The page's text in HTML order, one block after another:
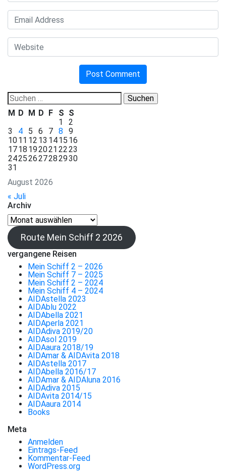
Suchen
nach:
August 2026
M D M D F S S
1
2
3
4 5 6 7 8 9
1011 12 13 1415 16
1718 192021 2223
24252627282930
31
« Juli
Archiv
Archiv
Route Mein Schiff 2 2026
vergangene Reisen
Mein Schiff 2 – 2026
Mein Schiff 7 – 2025
Mein Schiff 2 – 2024
Mein Schiff 4 – 2024
AIDAstella 2023
AIDAblu 2022
AIDAbella 2021
AIDAperla 2021
AIDAdiva 2019/20
AIDAsol 2019
AIDAaura 2018/19
AIDAmar & AIDAvita 2018
AIDAstella 2017
AIDAbella 2016/17
AIDAmar & AIDAluna 2016
AIDAdiva 2015
AIDAvita 2014/15
AIDAaura 2014
Books
Meta
Anmelden
Eintrags-Feed
Kommentar-Feed
WordPress.org